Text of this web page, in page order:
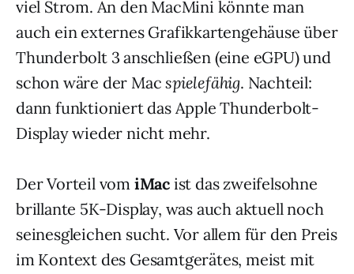
viel Strom. An den MacMini könnte man
auch ein externes Grafikkartengehäuse über
Thunderbolt 3 anschließen (eine eGPU) und
schon wäre der Macspielefähig. Nachteil:
dann funktioniert das Apple Thunderbolt-
Display wieder nicht mehr.
Der Vorteil vom iMac ist das zweifelsohne
brillante 5K-Display, was auch aktuell noch
seinesgleichen sucht. Vor allem für den Preis
im Kontext des Gesamtgerätes, meist mit